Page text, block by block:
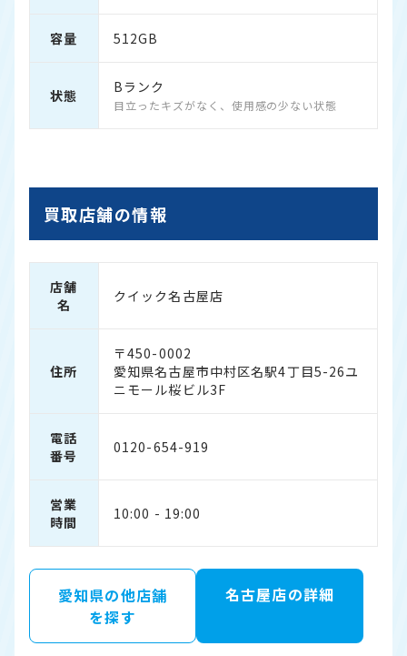
容量 512GB
状態 Bランク
目立ったキズがなく、使用感の少ない状態
買取店舗の情報
店舗
名
クイック名古屋店
住所
〒450-0002
愛知県名古屋市中村区名駅4丁目5-26ユ
ニモール桜ビル3F
電話
番号
0120-654-919
営業
時間
10:00 - 19:00
愛知県の他店舗
を探す
名古屋店の詳細